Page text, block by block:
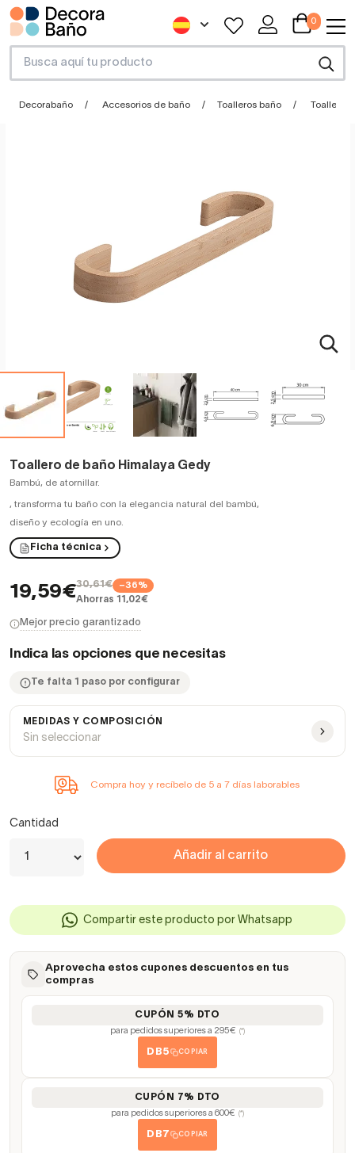
0
Decorabaño Accesorios de baño Toalleros baño Toallero
Toallero de baño Himalaya Gedy
Bambú, de atornillar.
, transforma tu baño con la elegancia natural del bambú,
diseño y ecología en uno.
Ficha técnica
19,59€30,61€ −36%
Ahorras 11,02€
Mejor precio garantizado
Indica las opciones que necesitas
Te falta 1 paso por configurar
MEDIDAS Y COMPOSICIÓN
Sin seleccionar
Compra hoy y recíbelo de 5 a 7 días laborables
Cantidad
Añadir al carrito
Compartir este producto por Whatsapp
Aprovecha estos cupones descuentos en tus
compras
CUPÓN 5% DTO
para pedidos superiores a 295€ (*)
DB5 COPIAR
CUPÓN 7% DTO
para pedidos superiores a 600€ (*)
DB7 COPIAR